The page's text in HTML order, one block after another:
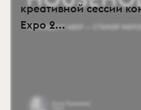
креативной сессии
Expo 2...